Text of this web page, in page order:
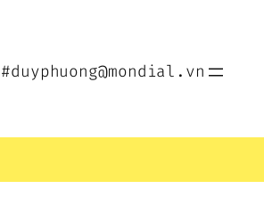
#duyphuong@mondial.vn